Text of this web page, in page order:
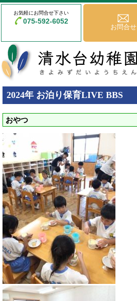
お気軽にお問合せ下さい
075-592-6052
お問合せ
2024年 お泊り保育LIVE BBS
おやつ